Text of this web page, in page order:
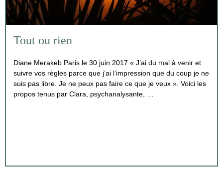
Tout ou rien
Diane Merakeb Paris le 30 juin 2017 « J’ai du mal à venir et
suivre vos règles parce que j’ai l’impression que du coup je ne
suis pas libre. Je ne peux pas faire ce que je veux ». Voici les
propos tenus par Clara, psychanalysante, …